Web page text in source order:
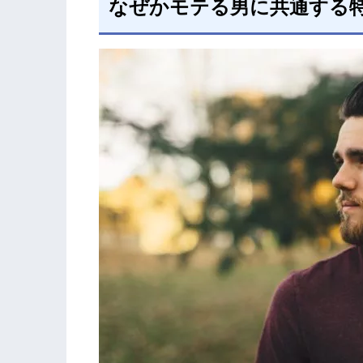
なぜかモテる男に共通する